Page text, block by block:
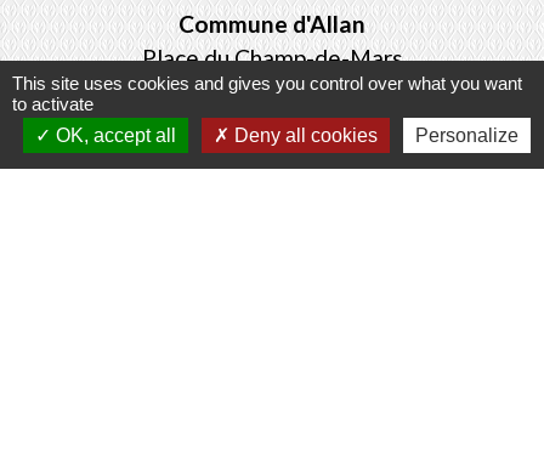
Commune d'Allan
Place du Champ-de-Mars
26780 Allan - FRANCE
+33 4 75 46 60 62
Contact par formulaire
This site uses cookies and gives you control over what you want
to activate
OK, accept all
Deny all cookies Personalize